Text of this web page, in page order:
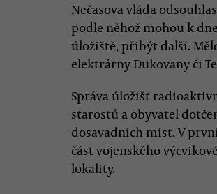
Nečasova vláda
podle něhož mohou k
úložiště, přibýt další.
elektrárny Dukovany či
Správa úložišť
starostů a obyvatel
dosavadních míst. V
část vojenského
lokality.